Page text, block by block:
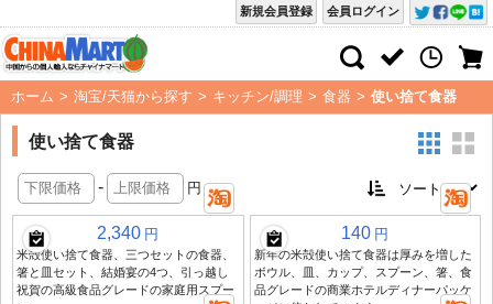
会員ログイン
新規会員登録
ホーム > 淘宝/天猫から探す > キッチン/調理 > 食器 > 使い捨て食器
使い捨て食器
- 円
2,340 円
米殻使い捨て食器、三つセットの食器、
箸と皿セット、結婚宴の4つ、引っ越し
祝賀の高級食品グレードの家庭用スプー
140 円
新年の米殻使い捨て食器は厚みを増した
ボウル、皿、カップ、スプーン、箸、食
品グレードの商業ホテルディナーパッケ